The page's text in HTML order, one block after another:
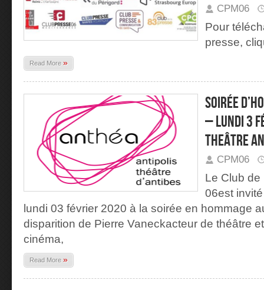
CPM06
Pour
presse,
Read More »
Soirée
– lundi 3
Theâtre
CPM06
Le Club de
06est
lundi 03 février 2020 à la soirée en hommage
disparition de Pierre Vaneckacteur de théâtre
cinéma,
Read More »